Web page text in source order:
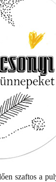
szaftos a